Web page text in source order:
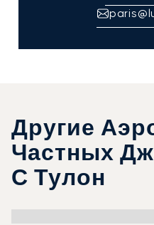
Другие
Частных
С Тулон